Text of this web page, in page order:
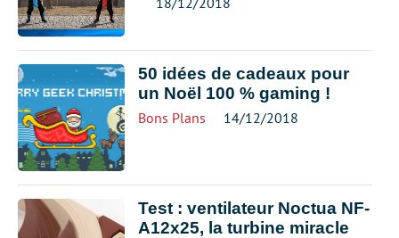
50 idées de cadeaux pour
un Noël 100 % gaming !
Bons Plans 14/12/2018
Test : ventilateur Noctua NF-
A12x25, la turbine miracle